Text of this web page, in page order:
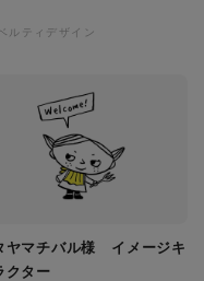
ルティデザイン
ヤマチバル様 イメージキ
クター